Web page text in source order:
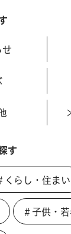
せ
す
くらし・住まい
＃子供・